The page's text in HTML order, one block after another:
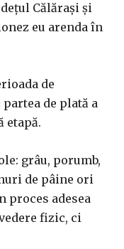
Călărași și
eu arenda în
de
de plată a
etapă.
grâu, porumb,
de pâine ori
proces adesea
fizic, ci